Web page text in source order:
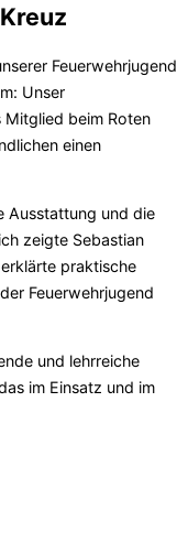
Feuerwehrjugend
Unser
Mitglied beim Roten
einen
Ausstattung und die
zeigte Sebastian
praktische
Feuerwehrjugend
und lehrreiche
im Einsatz und im